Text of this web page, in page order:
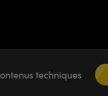
techniques